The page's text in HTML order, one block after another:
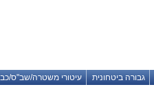
גבורה ביטחונית עיטורי משטרה/שב"ס/